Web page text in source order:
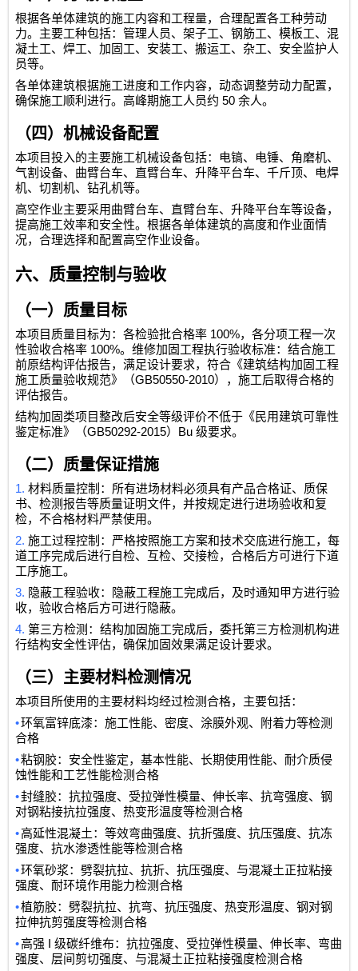
根据各单体建筑的施工内容和工程量，合理配置各工种劳动
力。主要工种包括：管理人员、架子工、钢筋工、模板工、混
凝土工、焊工、加固工、安装工、搬运工、杂工、安全监护人
员等。
各单体建筑根据施工进度和工作内容，动态调整劳动力配置，
确保施工顺利进行。高峰期施工人员约 50余人。
（四）机械设备配置
本项目投入的主要施工机械设备包括：电镐、电锤、角磨机、
气割设备、曲臂台车、直臂台车、升降平台车、千斤顶、电焊
机、切割机、钻孔机等。
高空作业主要采用曲臂台车、直臂台车、升降平台车等设备，
提高施工效率和安全性。根据各单体建筑的高度和作业面情
况，合理选择和配置高空作业设备。
六、质量控制与验收
（一）质量目标
本项目质量目标为：各检验批合格率 100%，各分项工程一次
性验收合格率 100%。维修加固工程执行验收标准：结合施工
前原结构评估报告，满足设计要求，符合《建筑结构加固工程
施工质量验收规范》（GB50550-2010），施工后取得合格的
评估报告。
结构加固类项目整改后安全等级评价不低于《民用建筑可靠性
鉴定标准》（GB50292-2015） Bu级要求。
（二）质量保证措施
1.材料质量控制：所有进场材料必须具有产品合格证、质保
书、检测报告等质量证明文件，并按规定进行进场验收和复
检，不合格材料严禁使用。
2.施工过程控制：严格按照施工方案和技术交底进行施工，每
道工序完成后进行自检、互检、交接检，合格后方可进行下道
工序施工。
3. 隐蔽工程验收：隐蔽工程施工完成后，及时通知甲方进行验
收，验收合格后方可进行隐蔽。
4. 第三方检测：结构加固施工完成后，委托第三方检测机构进
行结构安全性评估，确保加固效果满足设计要求。
（三）主要材料检测情况
本项目所使用的主要材料均经过检测合格，主要包括：
•环氧富锌底漆：施工性能、密度、涂膜外观、附着力等检测
合格
•粘钢胶：安全性鉴定，基本性能、长期使用性能、耐介质侵
蚀性能和工艺性能检测合格
•封缝胶：抗拉强度、受拉弹性模量、伸长率、抗弯强度、钢
对钢粘接抗拉强度、热变形温度等检测合格
•高延性混凝土：等效弯曲强度、抗折强度、抗压强度、抗冻
强度、抗水渗透性能等检测合格
•环氧砂浆：劈裂抗拉、抗折、抗压强度、与混凝土正拉粘接
强度、耐环境作用能力检测合格
•植筋胶：劈裂抗拉、抗弯、抗压强度、热变形温度、钢对钢
拉伸抗剪强度等检测合格
•高强 I级碳纤维布：抗拉强度、受拉弹性模量、伸长率、弯曲
强度、层间剪切强度、与混凝土正拉粘接强度检测合格